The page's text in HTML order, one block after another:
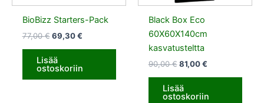
BioBizz Starters-Pack
77,00€ 69,30€
Lisää
ostoskoriin
Black Box Eco
60X60X140cm
kasvatusteltta
90,00€ 81,00€
Lisää
ostoskoriin